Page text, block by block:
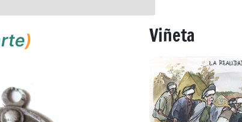
) Viñeta
Details